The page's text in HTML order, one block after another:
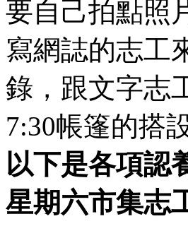
要自己拍點照
寫網誌的志工
錄，跟文字志
7:30帳篷的搭
以下是各項認
星期六市集志